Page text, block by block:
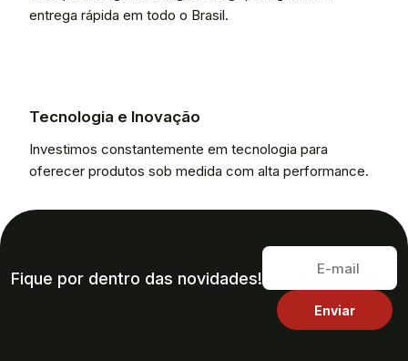
entrega rápida em todo o Brasil.
Tecnologia e Inovação
Investimos constantemente em tecnologia para
oferecer produtos sob medida com alta performance.
Fique por dentro das novidades!